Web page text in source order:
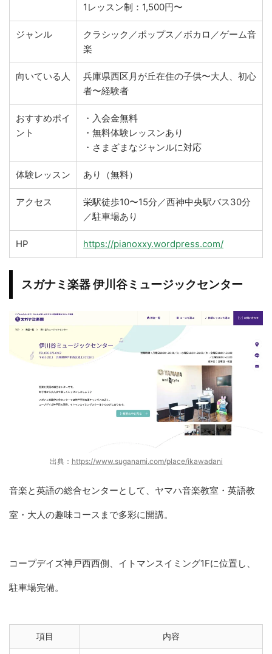
1レッスン制：1,500円〜
ジャンル
クラシック／ポップス／ボカロ／ゲーム音
楽
向いている人
兵庫県西区月が丘在住の子供〜大人、初心
者〜経験者
おすすめポイ
ント
・入会金無料
・無料体験レッスンあり
・さまざまなジャンルに対応
体験レッスン あり（無料）
アクセス
栄駅徒歩10〜15分／西神中央駅バス30分
／駐車場あり
HP https://pianoxxy.wordpress.com/
スガナミ楽器 伊川谷ミュージックセンター
出典： https://www.suganami.com/place/ikawadani
音楽と英語の総合センターとして、ヤマハ音楽教室・英語教
室・大人の趣味コースまで多彩に開講。
コープデイズ神戸西西側、イトマンスイミング1Fに位置し、
駐車場完備。
項目 内容